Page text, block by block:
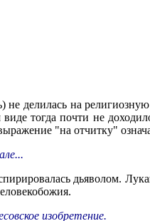
делилась на
тогда почти не
"на отчитку"
дьяволом.
изобретение.